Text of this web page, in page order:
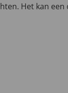
Het kan